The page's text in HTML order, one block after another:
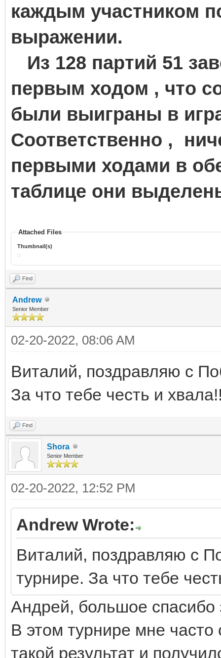
каждым участником
выражении.
Из 128 партий 51
первым ходом , что
были выиграны в
Соответственно ,
первыми ходами в
таблице они
Attached Files
Thumbnail(s)
Find
Andrew
Senior Member
02-20-2022, 08:06 AM
Виталий, поздравляю с
За что тебе честь и
Find
Shora
Senior Member
02-20-2022, 12:52 PM
Andrew Wrote:
Виталий, поздравляю с
турнире. За что тебе
Андрей, большое спасибо
В этом турнире мне часто
такой результат и